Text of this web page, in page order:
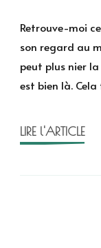
Retrouve-moi
son regard au
peut plus nier
est bien là.
LIRE l'ARTICLE